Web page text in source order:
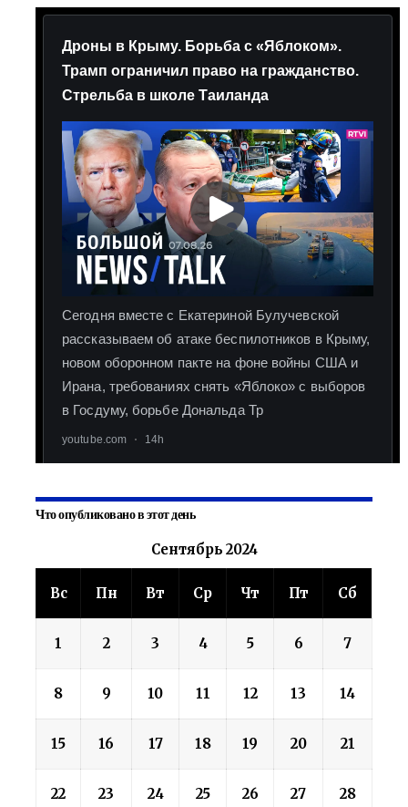
Что опубликовано в этот день
Сентябрь 2024
Вс Пн Вт Ср Чт Пт Сб
1 2 3 4 5 6 7
8 9 10 11 12 13 14
15 16 17 18 19 20 21
22 23 24 25 26 27 28